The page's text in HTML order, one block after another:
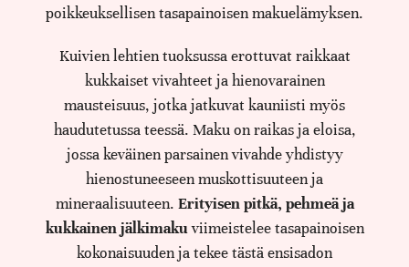
poikkeuksellisen tasapainoisen makuelämyksen.
Kuivien lehtien tuoksussa erottuvat raikkaat
kukkaiset vivahteet ja hienovarainen
mausteisuus, jotka jatkuvat kauniisti myös
haudutetussa teessä. Maku on raikas ja eloisa,
jossa keväinen parsainen vivahde yhdistyy
hienostuneeseen muskottisuuteen ja
mineraalisuuteen. Erityisen pitkä, pehmeä ja
kukkainen jälkimakuviimeistelee tasapainoisen
kokonaisuuden ja tekee tästä ensisadon